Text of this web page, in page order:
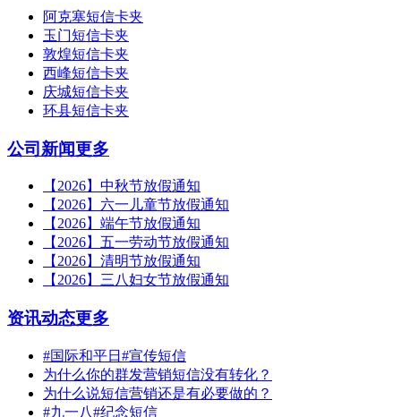
阿克塞短信卡夹
玉门短信卡夹
敦煌短信卡夹
西峰短信卡夹
庆城短信卡夹
环县短信卡夹
公司新闻更多
【2026】中秋节放假通知
【2026】六一儿童节放假通知
【2026】端午节放假通知
【2026】五一劳动节放假通知
【2026】清明节放假通知
【2026】三八妇女节放假通知
资讯动态更多
#国际和平日#宣传短信
为什么你的群发营销短信没有转化？
为什么说短信营销还是有必要做的？
#九一八#纪念短信